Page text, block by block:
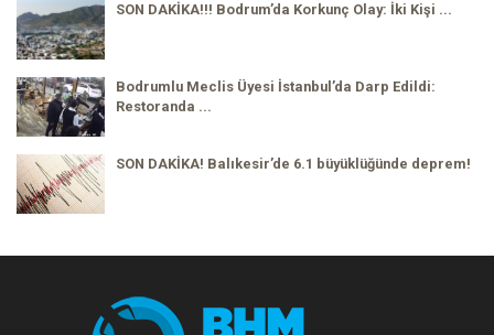
SON DAKİKA!!! Bodrum’da Korkunç Olay: İki Kişi ...
Bodrumlu Meclis Üyesi İstanbul’da Darp Edildi:
Restoranda ...
SON DAKİKA! Balıkesir’de 6.1 büyüklüğünde deprem!